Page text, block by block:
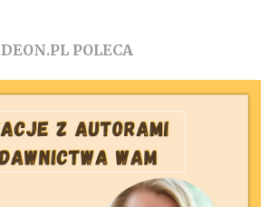
DEON.PL POLECA